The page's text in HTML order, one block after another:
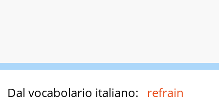
Dal vocabolario italiano: refrain